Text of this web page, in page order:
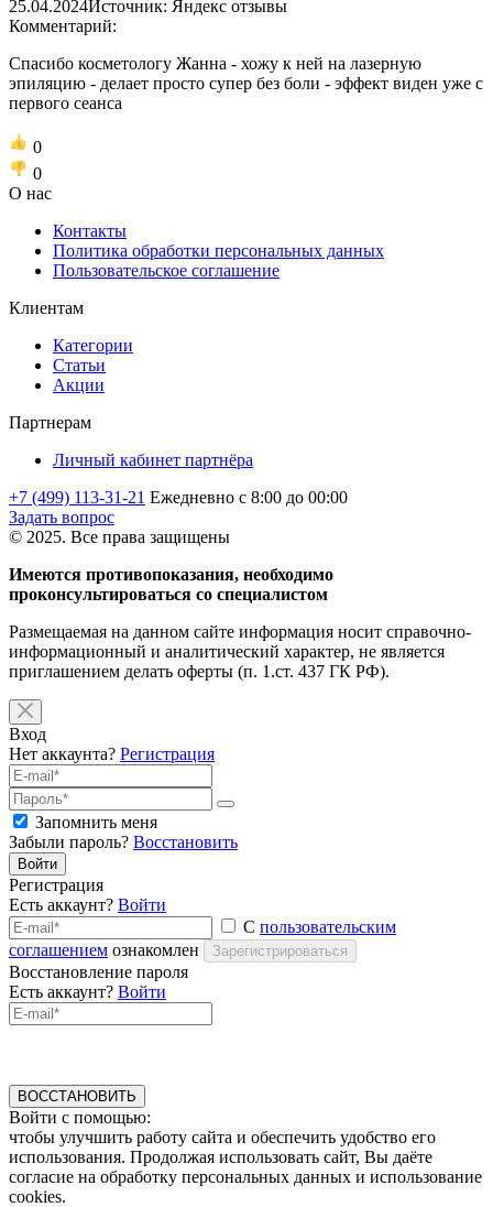
25.04.2024Источник: Яндекс отзывы
Комментарий:
Спасибо косметологу Жанна - хожу к ней на лазерную
эпиляцию - делает просто супер без боли - эффект виден уже с
первого сеанса
0
0
О нас
Контакты
Политика обработки персональных данных
Пользовательское соглашение
Клиентам
Категории
Статьи
Акции
Партнерам
Личный кабинет партнёра
+7 (499) 113-31-21 Ежедневно с 8:00 до 00:00
Задать вопрос
© 2025. Все права защищены
Имеются противопоказания, необходимо
проконсультироваться со специалистом
Размещаемая на данном сайте информация носит справочно-
информационный и аналитический характер, не является
приглашением делать оферты (п. 1.ст. 437 ГК РФ).
Вход
Нет аккаунта? Регистрация
Запомнить меня
Забыли пароль? Восстановить
Войти
Регистрация
Есть аккаунт? Войти
С пользовательским
соглашением ознакомлен Зарегистрироваться
Восстановление пароля
Есть аккаунт? Войти
ВОССТАНОВИТЬ
Войти с помощью:
чтобы улучшить работу сайта и обеспечить удобство его
использования. Продолжая использовать сайт, Вы даёте
согласие на обработку персональных данных и использование
cookies.